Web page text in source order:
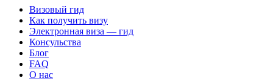
Визовый гид
Как получить визу
Электронная виза — гид
Консульства
Блог
FAQ
О нас